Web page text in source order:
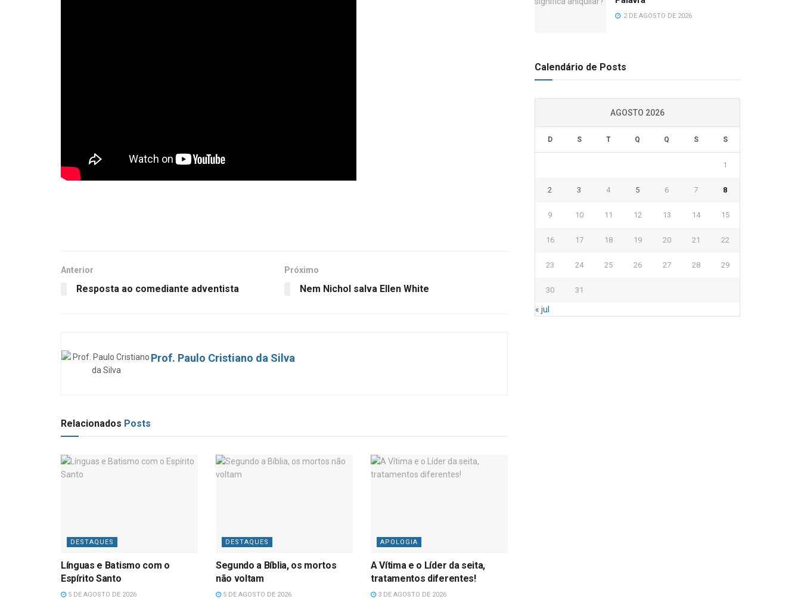
Anterior
Resposta ao comediante adventista
Próximo
Nem Nichol salva Ellen White
Prof. Paulo Cristiano da Silva
Relacionados Posts
DESTAQUES
Línguas e Batismo com o
Espírito Santo
5 DE AGOSTO DE 2026
DESTAQUES
Segundo a Bíblia, os mortos
não voltam
5 DE AGOSTO DE 2026
APOLOGIA
A Vítima e o Líder da seita,
tratamentos diferentes!
3 DE AGOSTO DE 2026
2 DE AGOSTO DE 2026
Calendário de Posts
AGOSTO 2026
D S T Q Q S S
1
2 3 4 5 6 7 8
9 10 11 12 13 14 15
16 17 18 19 20 21 22
23 24 25 26 27 28 29
30 31
« jul